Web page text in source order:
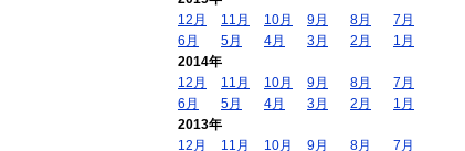
12月
11月 10月 9月 8月
7月
6月
5月 4月 3月 2月
1月
2014年
12月
11月 10月 9月 8月
7月
6月
5月 4月 3月 2月
1月
2013年
12月
11月 10月 9月 8月 7月